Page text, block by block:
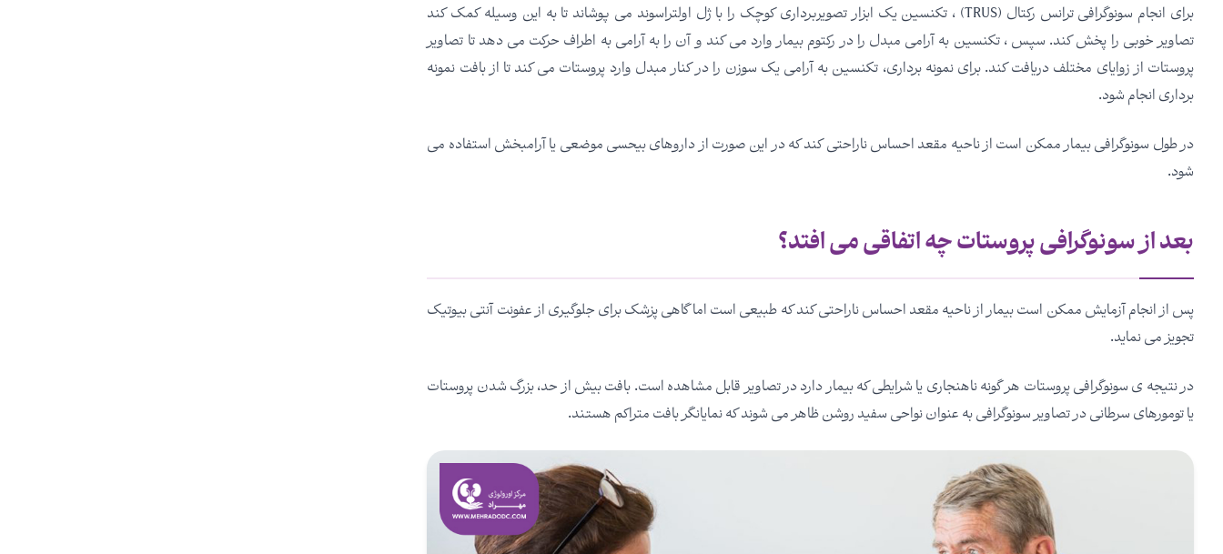
برای انجام سونوگرافی ترانس رکتال (TRUS) ، تکنسین یک ابزار تصویربرداری کوچک را با ژل اولتراسوند می پوشاند تا به این وسیله کمک کند
تصاویر خوبی را پخش کند. سپس ، تکنسین به آرامی مبدل را در رکتوم بیمار وارد می کند و آن را به آرامی به اطراف حرکت می دهد تا تصاویر
پروستات از زوایای مختلف دریافت کند. برای نمونه برداری، تکنسین به آرامی یک سوزن را در کنار مبدل وارد پروستات می کند تا از بافت نمونه
برداری انجام شود.
در طول سونوگرافی بیمار ممکن است از ناحیه مقعد احساس ناراحتی کند که در این صورت از داروهای بیحسی موضعی یا آرامبخش استفاده می
شود.
بعد از سونوگرافی پروستات چه اتفاقی می افتد؟
پس از انجام آزمایش ممکن است بیمار از ناحیه مقعد احساس ناراحتی کند که طبیعی است اما گاهی پزشک برای جلوگیری از عفونت آنتی بیوتیک
تجویز می نماید.
در نتیجه‌ ی سونوگرافی پروستات هر گونه ناهنجاری یا شرایطی که بیمار دارد در تصاویر قابل مشاهده است. بافت بیش از حد، بزرگ شدن پروستات
یا تومورهای سرطانی در تصاویر سونوگرافی به عنوان نواحی سفید روشن ظاهر می شوند که نمایانگر بافت متراکم هستند.